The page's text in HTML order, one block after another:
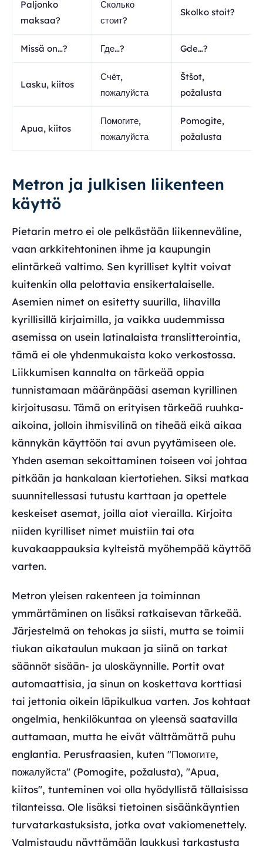
Paljonko
maksaa?
Сколько
стоит?
Skolko stoit?
Missä on…? Где…? Gde…?
Lasku, kiitos
Счёт,
пожалуйста
Štšot,
požalusta
Apua, kiitos
Помогите,
пожалуйста
Pomogite,
požalusta
Metron ja julkisen liikenteen
käyttö
Pietarin metro ei ole pelkästään liikenneväline,
vaan arkkitehtoninen ihme ja kaupungin
elintärkeä valtimo. Sen kyrilliset kyltit voivat
kuitenkin olla pelottavia ensikertalaiselle.
Asemien nimet on esitetty suurilla, lihavilla
kyrillisillä kirjaimilla, ja vaikka uudemmissa
asemissa on usein latinalaista translitterointia,
tämä ei ole yhdenmukaista koko verkostossa.
Liikkumisen kannalta on tärkeää oppia
tunnistamaan määränpääsi aseman kyrillinen
kirjoitusasu. Tämä on erityisen tärkeää ruuhka-
aikoina, jolloin ihmisvilinä on tiheää eikä aikaa
kännykän käyttöön tai avun pyytämiseen ole.
Yhden aseman sekoittaminen toiseen voi johtaa
pitkään ja hankalaan kiertotiehen. Siksi matkaa
suunnitellessasi tutustu karttaan ja opettele
keskeiset asemat, joilla aiot vierailla. Kirjoita
niiden kyrilliset nimet muistiin tai ota
kuvakaappauksia kylteistä myöhempää käyttöä
varten.
Metron yleisen rakenteen ja toiminnan
ymmärtäminen on lisäksi ratkaisevan tärkeää.
Järjestelmä on tehokas ja siisti, mutta se toimii
tiukan aikataulun mukaan ja siinä on tarkat
säännöt sisään- ja uloskäynnille. Portit ovat
automaattisia, ja sinun on koskettava korttiasi
tai jettonia oikein läpikulkua varten. Jos kohtaat
ongelmia, henkilökuntaa on yleensä saatavilla
auttamaan, mutta he eivät välttämättä puhu
englantia. Perusfraasien, kuten "Помогите,
пожалуйста" (Pomogite, požalusta), "Apua,
kiitos", tunteminen voi olla hyödyllistä tällaisissa
tilanteissa. Ole lisäksi tietoinen sisäänkäyntien
turvatarkastuksista, jotka ovat vakiomenettely.
Valmistaudu näyttämään laukkusi tarkastusta